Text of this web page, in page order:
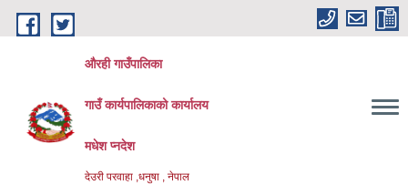
Skip to main content
औरही गाउँपालिका
गाउँ कार्यपालिकाको कार्यालय
मधेश प्नदेश
देउरी परवाहा ,धनुषा , नेपाल